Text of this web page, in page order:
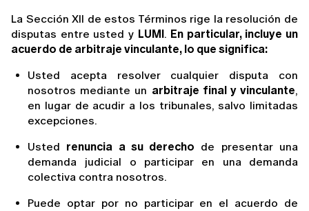
La Sección XII de estos Términos rige la resolución de
disputas entre usted y LUMI. En particular, incluye un
acuerdo de arbitraje vinculante, lo que significa:
Usted acepta resolver cualquier disputa con
nosotros mediante un arbitraje final y vinculante,
en lugar de acudir a los tribunales, salvo limitadas
excepciones.
Usted renuncia a su derecho de presentar una
demanda judicial o participar en una demanda
colectiva contra nosotros.
Puede optar por no participar en el acuerdo de